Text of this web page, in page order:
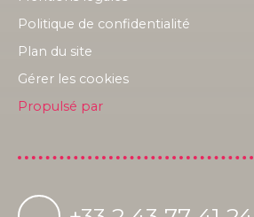
Politique de confidentialité
Plan du site
Gérer les cookies
Propulsé par